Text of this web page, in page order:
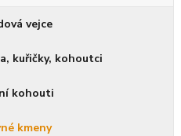
vejce
kuřičky, kohoutci
kohouti
kmeny